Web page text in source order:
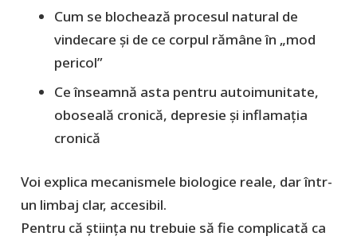
Cum se blochează procesul natural de
vindecare și de ce corpul rămâne în „mod
pericol”
Ce înseamnă asta pentru autoimunitate,
oboseală cronică, depresie și inflamația
cronică
Voi explica mecanismele biologice reale, dar într-
un limbaj clar, accesibil.
Pentru că știința nu trebuie să fie complicată ca